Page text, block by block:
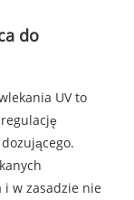
do
UV to
i w zasadzie nie